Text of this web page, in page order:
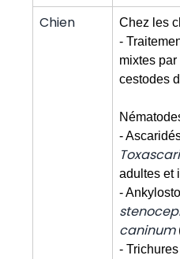
Chien
Chez les
-
mixtes
cestodes
-
adultes et
-
caninum
- Trichures